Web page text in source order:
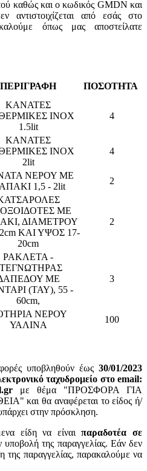
καθώς και ο κωδικός GMDN και
από εσάς στο
όπως μας αποστείλατε
ΠΕΡΙΓΡΑΦΗ ΠΟΣΟΤΗΤΑ
ΚΑΝΑΤΕΣ
INOX
1.5lit
4
ΚΑΝΑΤΕΣ
INOX
2lit
4
ΝΕΡΟΥ ΜΕ
1,5 - 2lit
2
ΜΕ
ΔΙΑΜΕΤΡΟΥ
ΚΑΙ ΥΨΟΣ 17-
20cm
2
ΡΑΚΛΕΤΑ -
ΜΕ
(ΤΑΥ), 55 -
60cm,
3
ΝΕΡΟΥ
ΥΑΛΙΝΑ
100
υποβληθούν έως 30/01/2023
ταχυδρομείο στο email:
με θέμα "ΠΡΟΣΦΟΡΑ ΓΙΑ
θα αναφέρεται το είδος ή/
στην πρόσκληση.
είδη να είναιπαραδοτέα σε
υποβολή της παραγγελίας. Εάν δεν
της παραγγελίας, παρακαλούμε να